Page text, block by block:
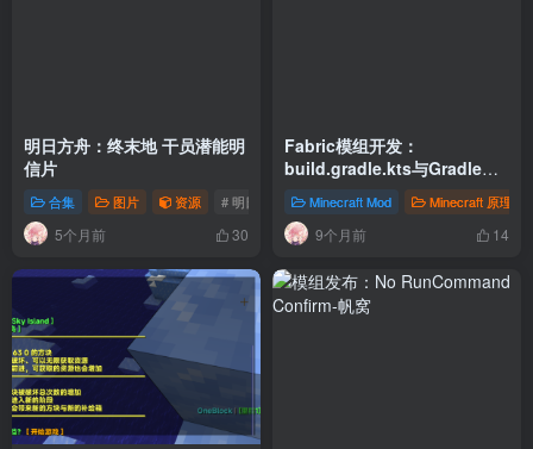
明日方舟：终末地 干员潜能明
信片
合集 图片 资源 # 明日方舟：终末地
5个月前 30
Fabric模组开发：
build.gradle.kts与Gradle简
介
Minecraft Mod Minecraft 原理
9个月前 14